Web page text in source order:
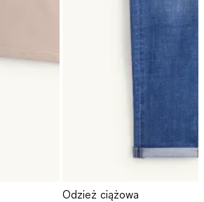
Odzież ciążowa